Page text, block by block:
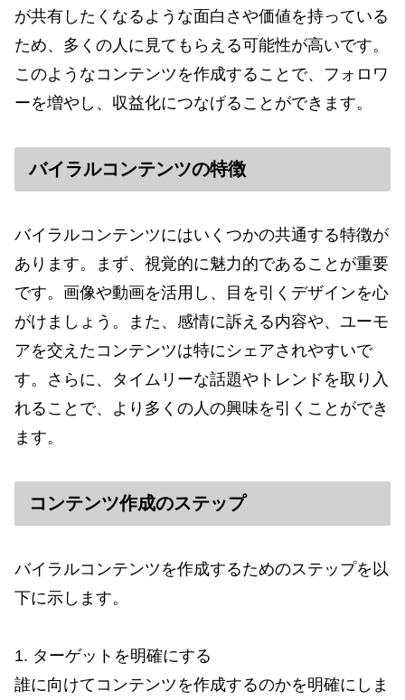
が共有したくなるような面白さや価値を持っている
ため、多くの人に見てもらえる可能性が高いです。
このようなコンテンツを作成することで、フォロワ
ーを増やし、収益化につなげることができます。
バイラルコンテンツの特徴
バイラルコンテンツにはいくつかの共通する特徴が
あります。まず、視覚的に魅力的であることが重要
です。画像や動画を活用し、目を引くデザインを心
がけましょう。また、感情に訴える内容や、ユーモ
アを交えたコンテンツは特にシェアされやすいで
す。さらに、タイムリーな話題やトレンドを取り入
れることで、より多くの人の興味を引くことができ
ます。
コンテンツ作成のステップ
バイラルコンテンツを作成するためのステップを以
下に示します。
1. ターゲットを明確にする
誰に向けてコンテンツを作成するのかを明確にしま